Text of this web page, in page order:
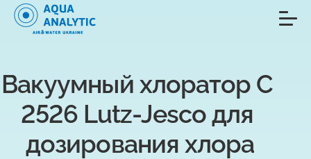
Вакуумный хлоратор C
2526 Lutz-Jesco для
дозирования хлора